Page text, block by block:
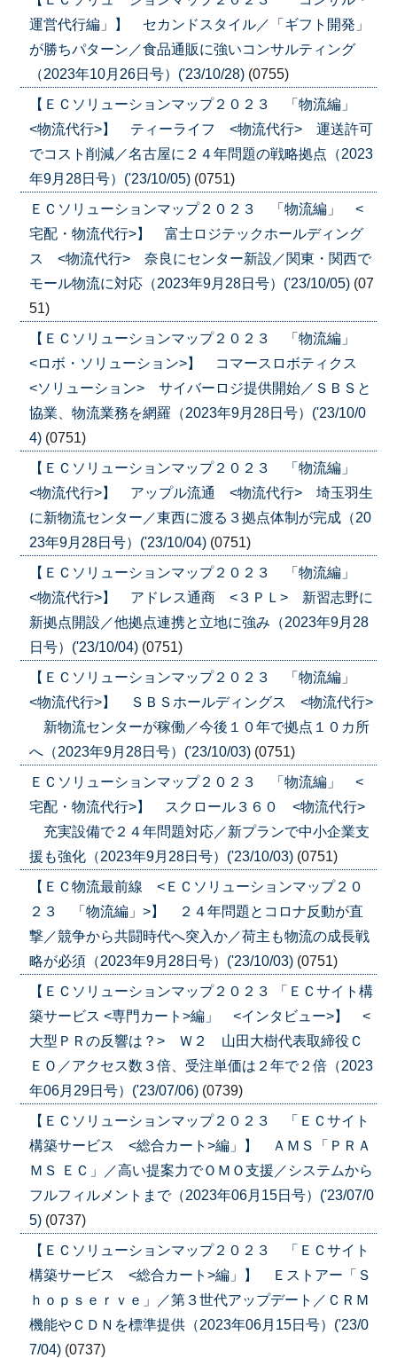
運営代行編」】 セカンドスタイル／「ギフト開発」
が勝ちパターン／食品通販に強いコンサルティング
（2023年10月26日号）('23/10/28) (0755)
【ＥＣソリューションマップ２０２３ 「物流編」
<物流代行>】 ティーライフ <物流代行> 運送許可
でコスト削減／名古屋に２４年問題の戦略拠点（2023
年9月28日号）('23/10/05) (0751)
ＥＣソリューションマップ２０２３ 「物流編」 <
宅配・物流代行>】 富士ロジテックホールディング
ス <物流代行> 奈良にセンター新設／関東・関西で
モール物流に対応（2023年9月28日号）('23/10/05) (07
51)
【ＥＣソリューションマップ２０２３ 「物流編」
<ロボ・ソリューション>】 コマースロボティクス
<ソリューション> サイバーロジ提供開始／ＳＢＳと
協業、物流業務を網羅（2023年9月28日号）('23/10/0
4) (0751)
【ＥＣソリューションマップ２０２３ 「物流編」
<物流代行>】 アップル流通 <物流代行> 埼玉羽生
に新物流センター／東西に渡る３拠点体制が完成（20
23年9月28日号）('23/10/04) (0751)
【ＥＣソリューションマップ２０２３ 「物流編」
<物流代行>】 アドレス通商 <３ＰＬ> 新習志野に
新拠点開設／他拠点連携と立地に強み（2023年9月28
日号）('23/10/04) (0751)
【ＥＣソリューションマップ２０２３ 「物流編」
<物流代行>】 ＳＢＳホールディングス <物流代行>
新物流センターが稼働／今後１０年で拠点１０カ所
へ（2023年9月28日号）('23/10/03) (0751)
ＥＣソリューションマップ２０２３ 「物流編」 <
宅配・物流代行>】 スクロール３６０ <物流代行>
充実設備で２４年問題対応／新プランで中小企業支
援も強化（2023年9月28日号）('23/10/03) (0751)
【ＥＣ物流最前線 <ＥＣソリューションマップ２０
２３ 「物流編」>】 ２４年問題とコロナ反動が直
撃／競争から共闘時代へ突入か／荷主も物流の成長戦
略が必須（2023年9月28日号）('23/10/03) (0751)
【ＥＣソリューションマップ２０２３ 「ＥＣサイト構
築サービス <専門カート>編」 <インタビュー>】 <
大型ＰＲの反響は？> Ｗ２ 山田大樹代表取締役Ｃ
ＥＯ／アクセス数３倍、受注単価は２年で２倍（2023
年06月29日号）('23/07/06) (0739)
【ＥＣソリューションマップ２０２３ 「ＥＣサイト
構築サービス <総合カート>編」】 ＡＭＳ「ＰＲＡ
ＭＳ ＥＣ」／高い提案力でＯＭＯ支援／システムから
フルフィルメントまで（2023年06月15日号）('23/07/0
5) (0737)
【ＥＣソリューションマップ２０２３ 「ＥＣサイト
構築サービス <総合カート>編」】 Ｅストアー「Ｓ
ｈｏｐｓｅｒｖｅ」／第３世代アップデート／ＣＲＭ
機能やＣＤＮを標準提供（2023年06月15日号）('23/0
7/04) (0737)